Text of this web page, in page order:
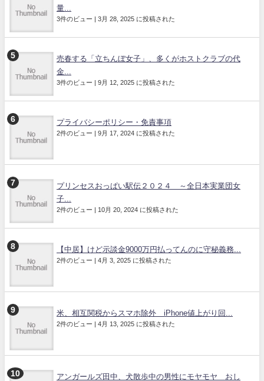
量...
3件のビュー | 3月 28, 2025 に投稿された
売春する「立ちんぼ女子」、多くがホストクラブの代
金...
3件のビュー | 9月 12, 2025 に投稿された
プライバシーポリシー・免責事項
2件のビュー | 9月 17, 2024 に投稿された
プリンセスおっぱい駅伝２０２４ ～全日本実業団女
子...
2件のビュー | 10月 20, 2024 に投稿された
【中居】けど示談金9000万円払ってんのに守秘義務...
2件のビュー | 4月 3, 2025 に投稿された
米、相互関税からスマホ除外 iPhone値上がり回...
2件のビュー | 4月 13, 2025 に投稿された
アンガールズ田中、犬散歩中の男性にモヤモヤ おし